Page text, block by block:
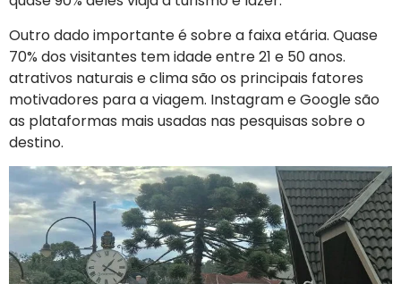
Outro dado importante é sobre a faixa etária. Quase
70% dos visitantes tem idade entre 21 e 50 anos.
atrativos naturais e clima são os principais fatores
motivadores para a viagem. Instagram e Google são
as plataformas mais usadas nas pesquisas sobre o
destino.